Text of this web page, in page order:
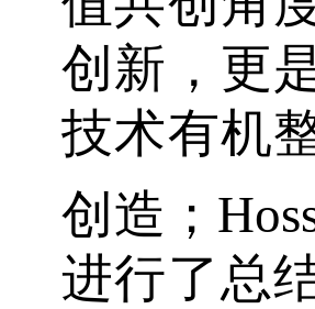
创新，更
技术有机
创造；
进行了总